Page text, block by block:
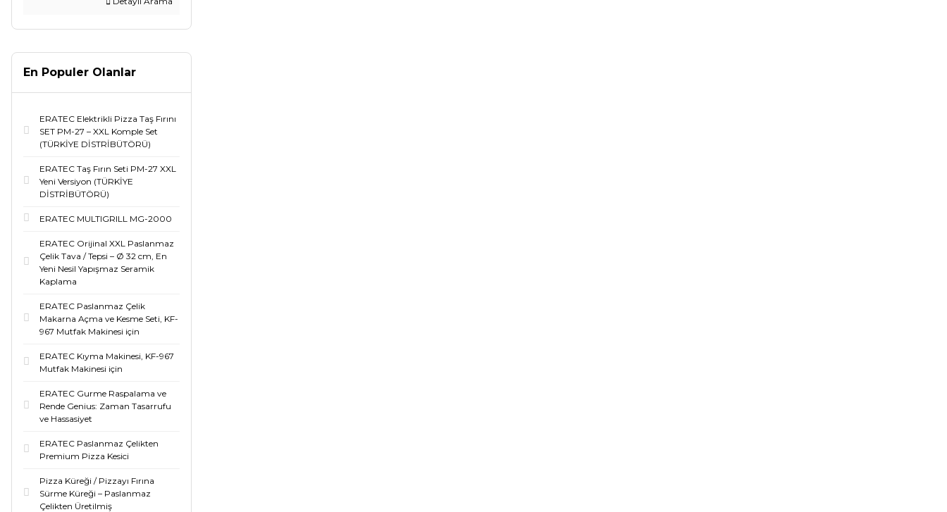
En Populer Olanlar
ERATEC Elektrikli Pizza Taş Fırını
SET PM-27 – XXL Komple Set
(TÜRKİYE DİSTRİBÜTÖRÜ)
ERATEC Taş Fırın Seti PM-27 XXL
Yeni Versiyon (TÜRKİYE
DİSTRİBÜTÖRÜ)
ERATEC MULTIGRILL MG-2000
ERATEC Orijinal XXL Paslanmaz
Çelik Tava / Tepsi – Ø 32 cm, En
Yeni Nesil Yapışmaz Seramik
Kaplama
ERATEC Paslanmaz Çelik
Makarna Açma ve Kesme Seti, KF-
967 Mutfak Makinesi için
ERATEC Kıyma Makinesi, KF-967
Mutfak Makinesi için
ERATEC Gurme Raspalama ve
Rende Genius: Zaman Tasarrufu
ve Hassasiyet
ERATEC Paslanmaz Çelikten
Premium Pizza Kesici
Pizza Küreği / Pizzayı Fırına
Sürme Küreği – Paslanmaz
Çelikten Üretilmiş